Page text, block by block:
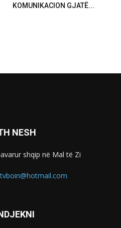
KOMUNIKACION GJATË...
NESH
shqip në Mal të Zi
tvboin@hotmail.com